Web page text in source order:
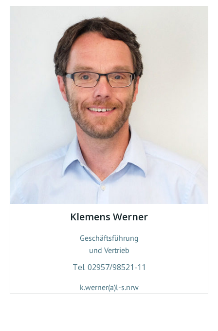
Klemens Werner
Geschäftsführung
und Vertrieb
Tel. 02957/98521-11
k.werner(a)l-s.nrw